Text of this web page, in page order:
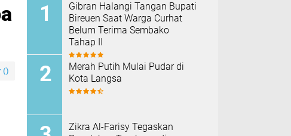
()
Gibran Halangi Tangan Bupati
Bireuen Saat Warga Curhat
Belum Terima Sembako
Tahap II
Merah Putih Mulai Pudar di
Kota Langsa
Zikra Al-Farisy Tegaskan